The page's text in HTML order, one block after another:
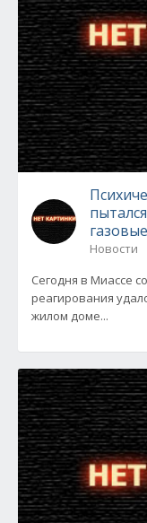
Новости
Сегодня в Миассе
реагирования
жилом доме...